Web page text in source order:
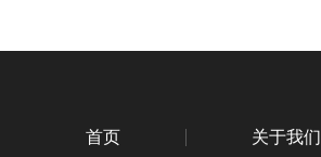
首页 关于我们